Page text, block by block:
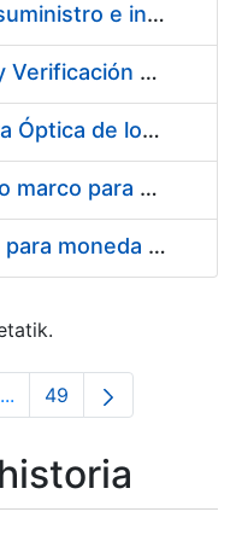
Acuerdo marco para el suministro e instalación de persianas, estores y otros complementos
Servicio de Calibración y Verificación Externa de los Equipos de Medición del Servicio de Prevención de la FNMT-RCM
Conexión mediante Fibra Óptica de los Centros de Proceso de Datos (CPDs) de las sedes de la FNMT-RCM de Burgos y Madrid
Contratación de acuerdo marco para el Suministro de Material de Electricidad para la Fábrica Nacional de Moneda y Timbre-Real Casa de la Moneda en su centro de trabajo de Burgos
Suministro de estuches para moneda de 30 €
...Intermediate Pages Use
Orrialdea
49